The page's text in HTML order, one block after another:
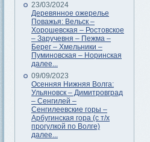
23/03/2024
Деревянное ожерелье
Поважья: Вельск –
Хорошевская – Ростовское
– Заручевня – Пежма –
Берег – Хмельники –
Пуминовская – Норинская
далее...
09/09/2023
Осенняя Нижняя Волга:
Ульяновск – Димитровград
– Сенгилей –
Сенгилеевские горы –
Арбугинская гора (с т/х
прогулкой по Волге)
далее...